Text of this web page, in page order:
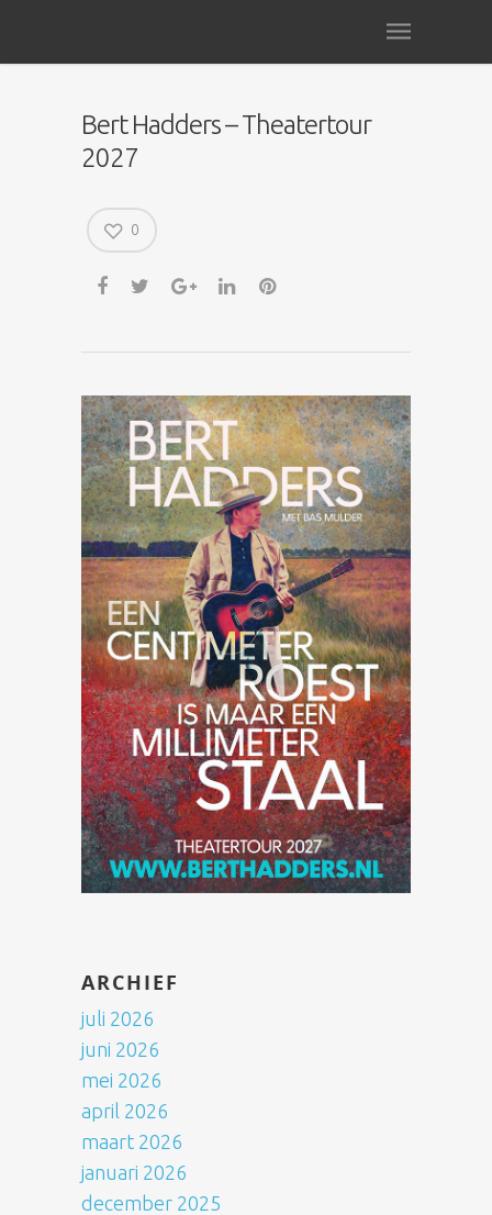
Bert Hadders – Theatertour
2027
0
ARCHIEF
juli 2026
juni 2026
mei 2026
april 2026
maart 2026
januari 2026
december 2025